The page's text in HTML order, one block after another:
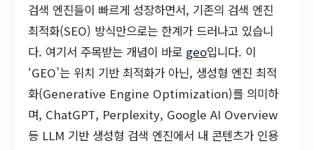
검색 엔진들이 빠르게 성장하면서, 기존의 검색 엔진
최적화(SEO) 방식만으로는 한계가 드러나고 있습니
다. 여기서 주목받는 개념이 바로 geo입니다. 이
‘GEO’는 위치 기반 최적화가 아닌, 생성형 엔진 최적
화(Generative Engine Optimization)를 의미하
며, ChatGPT, Perplexity, Google AI Overview
등 LLM 기반 생성형 검색 엔진에서 내 콘텐츠가 인용